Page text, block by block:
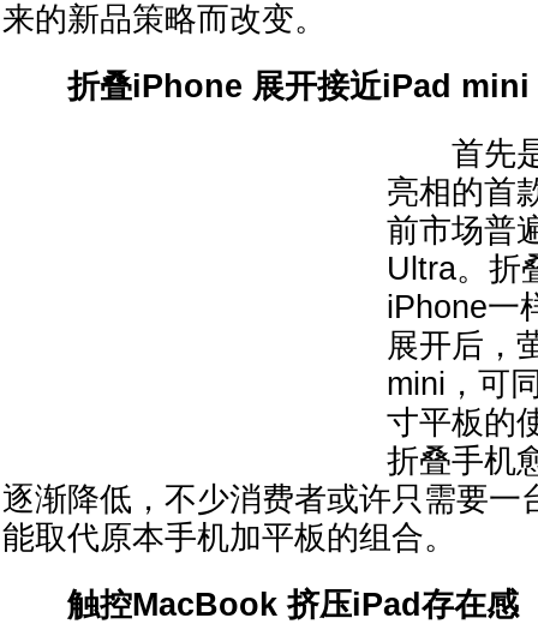
来的新品策略而改变。
折叠iPhone 展开接近iPad mini
首先是
亮相的首
前市场普
Ultra。折
iPhone一
展开后，
mini，可
寸平板的
折叠手机
逐渐降低，不少消费者或许只需要一
能取代原本手机加平板的组合。
触控MacBook 挤压iPad存在感